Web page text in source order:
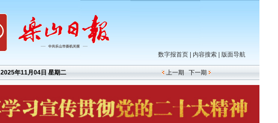
数字报首页 内容搜索 版面导航
2025年11月04日 星期二 上一期 下一期